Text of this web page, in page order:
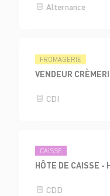
Alternance
FROMAGERIE
VENDEUR
CDI
CAISSE
HÔTE DE CAISSE -
CDD